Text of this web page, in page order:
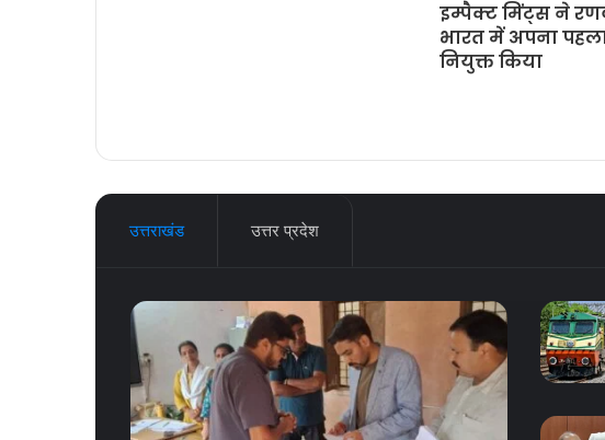
इम्पैक्ट मिंट्स ने
भारत में अपना
नियुक्त किया
उत्तराखंड उत्तर प्रदेश